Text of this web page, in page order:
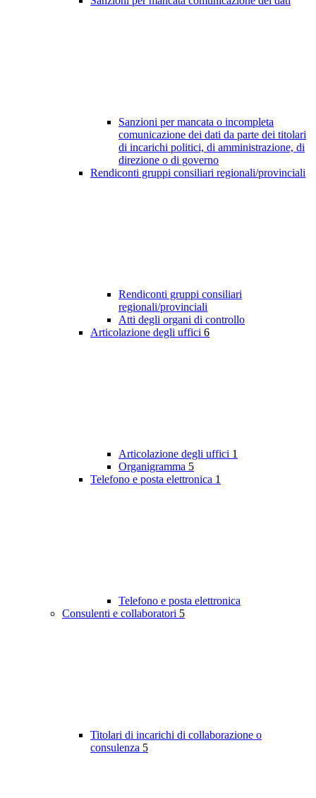
Sanzioni per mancata o incompleta
comunicazione dei dati da parte dei titolari
di incarichi politici, di amministrazione, di
direzione o di governo
Rendiconti gruppi consiliari regionali/provinciali
Rendiconti gruppi consiliari
regionali/provinciali
Atti degli organi di controllo
Articolazione degli uffici 6
Articolazione degli uffici 1
Organigramma 5
Telefono e posta elettronica 1
Telefono e posta elettronica
Consulenti e collaboratori 5
Titolari di incarichi di collaborazione o
consulenza 5